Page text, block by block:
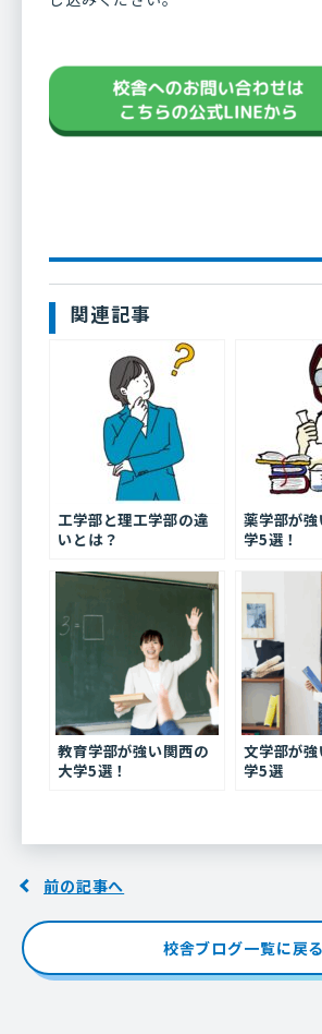
関連記事
工学部と理工学部の違
いとは？
薬学部が
学5選！
教育学部が強い関西の
大学5選！
文学部が
学5選
前の記事へ
校舎ブログ一覧に戻る